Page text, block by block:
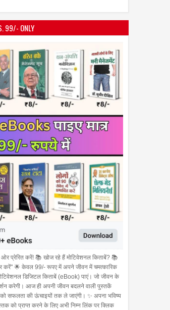
99/- ONLY
प्रेरित करें! 📚 खोज रहे हैं मोटिवेशनल किताबें? 📚
करें" 🌟 केवल 99/- रूपए में अपने जीवन में चमत्कारिक
डिजिटल किताबें (eBook) पाएं। जो जीवन के
करेगी। आज ही अपनी जीवन बदलने वाली पुस्तकें
सफलता की ऊंचाइयों तक ले जाएंगी। ✨ अपना भविष्य
को प्राप्त करने के लिए अभी निम्न लिंक पर क्लिक